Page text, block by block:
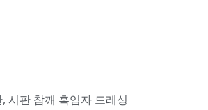
시판 참깨 흑임자 드레싱